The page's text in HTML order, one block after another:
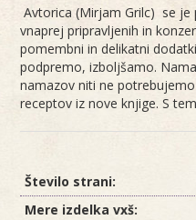
Avtorica (Mirjam Grilc) se je
vnaprej pripravljenih in
pomembni in delikatni
podpremo, izboljšamo.
namazov niti ne
receptov iz nove knjige. S
Število strani:
Mere izdelka vxš: